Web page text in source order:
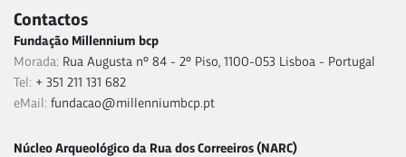
Contactos
Fundação Millennium bcp
Morada: Rua Augusta nº 84 - 2º Piso, 1100-053 Lisboa - Portugal
Tel: + 351 211 131 682
eMail: fundacao@millenniumbcp.pt
Núcleo Arqueológico da Rua dos Correeiros (NARC)